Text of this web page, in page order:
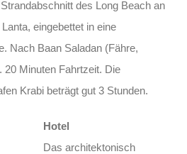
des Long Beach an
eingebettet in eine
Nach Baan Saladan (Fähre,
20 Minuten Fahrtzeit. Die
Krabi beträgt gut 3 Stunden.
Hotel
Das architektonisch